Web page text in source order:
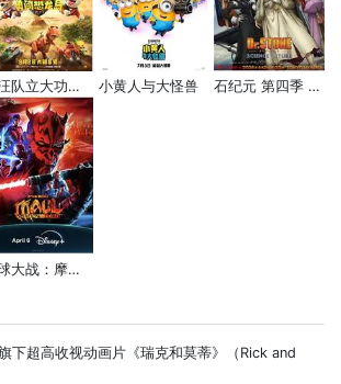
汪汪队立大功大电影3：勇闯恐龙岛 小黄人与大怪兽 石纪元 第四季 Part 3
星球大战：摩尔-暗影之王
下超高收视动画片《瑞克和莫蒂》（Rick and